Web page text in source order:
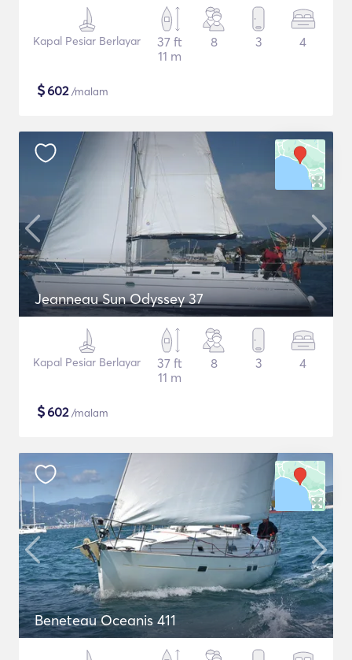
Kapal Pesiar Berlayar
37 ft
11 m
8 3 4
$602/malam
Jeanneau Sun Odyssey 37
Kapal Pesiar Berlayar
37 ft
11 m
8 3 4
$602/malam
Beneteau Oceanis 411